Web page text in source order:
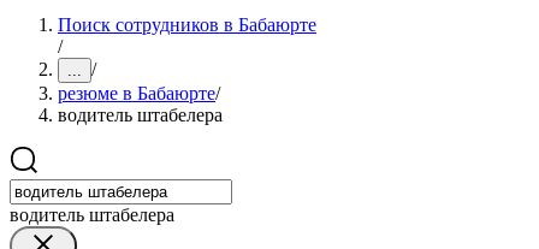
Поиск сотрудников в Бабаюрте
/
... /
резюме в Бабаюрте/
водитель штабелера
водитель штабелера